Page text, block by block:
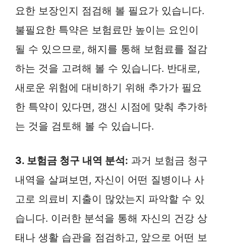
요한 보장인지 점검해 볼 필요가 있습니다.
불필요한 특약은 보험료만 높이는 요인이
될 수 있으므로, 해지를 통해 보험료를 절감
하는 것을 고려해 볼 수 있습니다. 반대로,
새로운 위험에 대비하기 위해 추가가 필요
한 특약이 있다면, 갱신 시점에 맞춰 추가하
는 것을 검토해 볼 수 있습니다.
3. 보험금 청구 내역 분석: 과거 보험금 청구
내역을 살펴보면, 자신이 어떤 질병이나 사
고로 의료비 지출이 많았는지 파악할 수 있
습니다. 이러한 분석을 통해 자신의 건강 상
태나 생활 습관을 점검하고, 앞으로 어떤 보